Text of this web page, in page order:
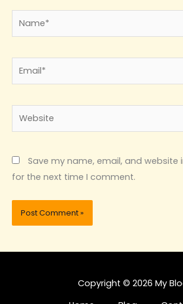
Email*
Website
Save my name, email, and website
for the next time I comment.
Copyright © 2026 My